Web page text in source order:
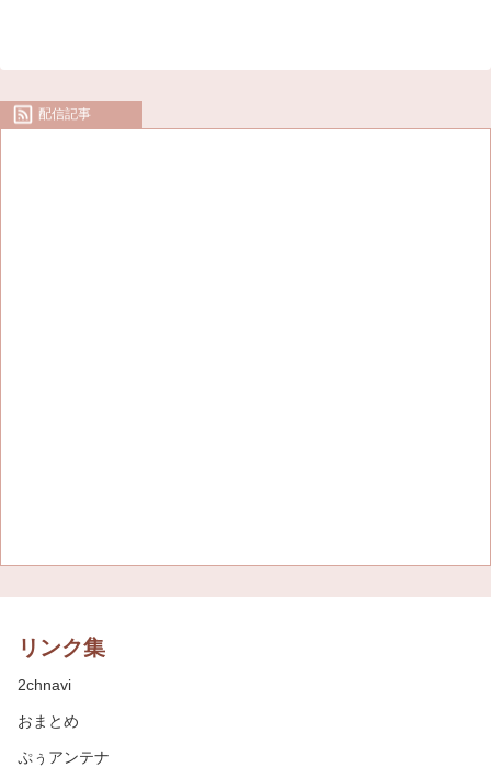
配信記事
リンク集
2chnavi
おまとめ
ぷぅアンテナ